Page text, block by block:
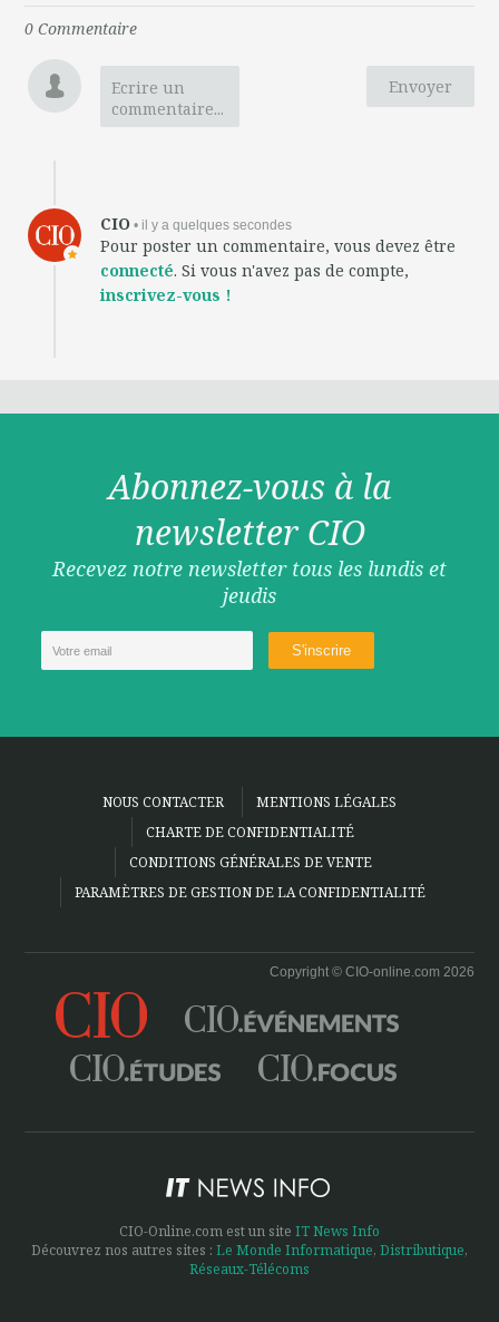
0 Commentaire
Envoyer
Ecrire un
commentaire...
CIO • il y a quelques secondes
Pour poster un commentaire, vous devez être
connecté. Si vous n'avez pas de compte,
inscrivez-vous !
Abonnez-vous à la
newsletter CIO
Recevez notre newsletter tous les lundis et
jeudis
NOUS CONTACTER
MENTIONS LÉGALES
CHARTE DE CONFIDENTIALITÉ
CONDITIONS GÉNÉRALES DE VENTE
PARAMÈTRES DE GESTION DE LA CONFIDENTIALITÉ
Copyright © CIO-online.com 2026
CIO-Online.com est un site IT News Info
Découvrez nos autres sites : Le Monde Informatique, Distributique,
Réseaux-Télécoms